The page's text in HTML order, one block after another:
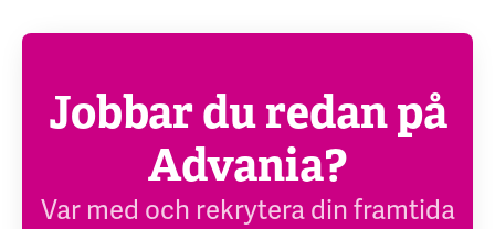
Jobbar du redan på
Advania?
Var med och rekrytera din framtida